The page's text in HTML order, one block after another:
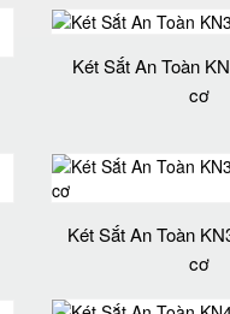
Két Sắt An Toàn
cơ
Két Sắt An Toàn
cơ